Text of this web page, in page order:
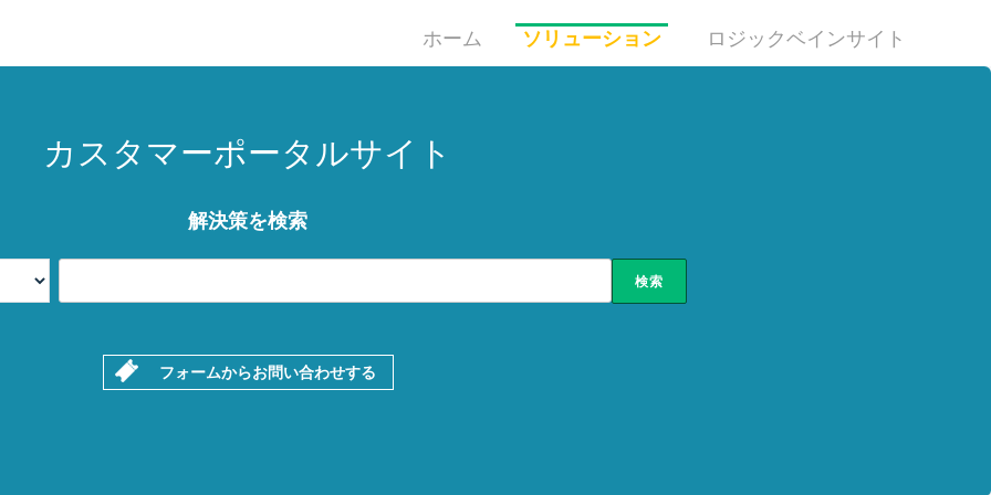
ホーム ソリューション ロジックベインサイト
カスタマーポータルサイト
解決策を検索
フォームからお問い合わせする